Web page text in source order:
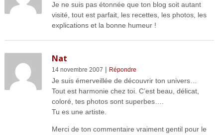
Je ne suis pas étonnée que ton blog soit autant
visité, tout est parfait, les recettes, les photos, les
explications et la bonne humeur !
Nat
14 novembre 2007 | Répondre
Je suis émerveillée de découvrir ton univers…
Tout est harmonie chez toi. C’est beau, délicat,
coloré, tes photos sont superbes….
Tu es une artiste.
Merci de ton commentaire vraiment gentil pour le